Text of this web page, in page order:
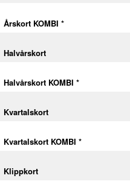
Årskort KOMBI *
Halvårskort
Halvårskort KOMBI *
Kvartalskort
Kvartalskort KOMBI *
Klippkort